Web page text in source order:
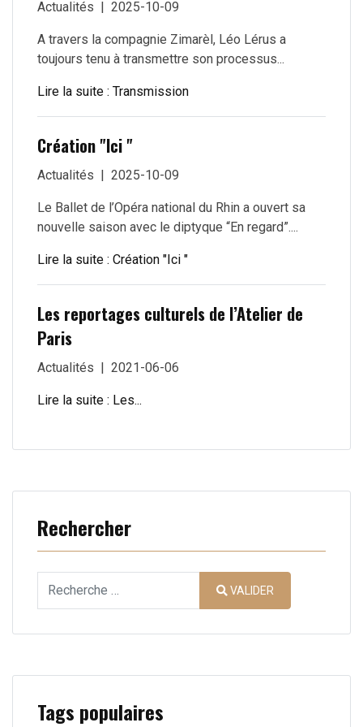
Actualités 2025-10-09
A travers la compagnie Zimarèl, Léo Lérus a
toujours tenu à transmettre son processus...
Lire la suite : Transmission
Création "Ici "
Actualités 2025-10-09
Le Ballet de l’Opéra national du Rhin a ouvert sa
nouvelle saison avec le diptyque “En regard”....
Lire la suite : Création "Ici "
Les reportages culturels de l’Atelier de
Paris
Actualités 2021-06-06
Lire la suite : Les...
Rechercher
VALIDER
Tags populaires